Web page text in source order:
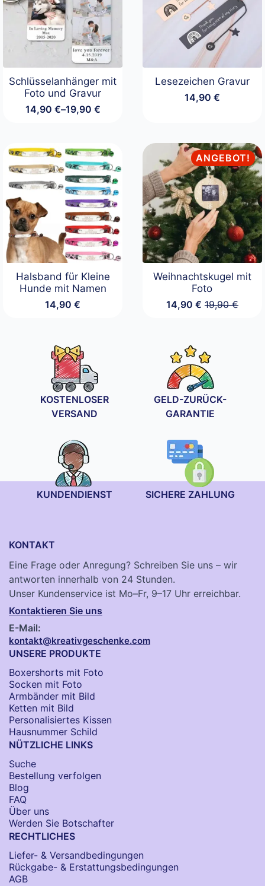
Schlüsselanhänger mit
Foto und Gravur
14,90 €–19,90 €
Preisspanne:
19,90 €
Lesezeichen Gravur
14,90 €
Halsband für Kleine
Hunde mit Namen
14,90€
ANGEBOT!
Weihnachtskugel mit
Foto
19,90€
14,90 € Aktueller
KOSTENLOSER
VERSAND
GELD-ZURÜCK-
GARANTIE
KUNDENDIENST SICHERE ZAHLUNG
KONTAKT
Eine Frage oder Anregung? Schreiben Sie uns – wir
antworten innerhalb von 24 Stunden.
Unser Kundenservice ist Mo–Fr, 9–17 Uhr erreichbar.
Kontaktieren Sie uns
E-Mail:
kontakt@kreativgeschenke.com
UNSERE PRODUKTE
Boxershorts mit Foto
Socken​ mit Foto
Armbänder mit Bild​
Ketten mit Bild
Personalisiertes Kissen
Hausnummer Schild
NÜTZLICHE LINKS
Suche
Bestellung verfolgen
Blog
FAQ
Über uns
Werden Sie Botschafter
RECHTLICHES
Liefer- & Versandbedingungen
Rückgabe- & Erstattungsbedingungen
AGB